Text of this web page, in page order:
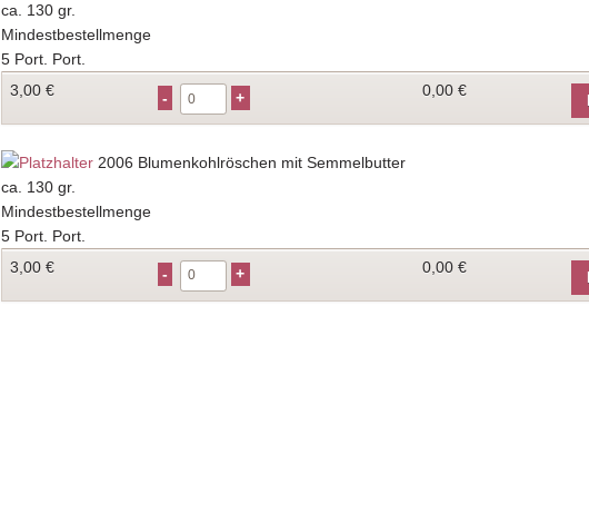
ca. 130 gr.
Mindestbestellmenge
5 Port. Port.
3,00 € 0,00 €
2006 Blumenkohlröschen mit Semmelbutter
ca. 130 gr.
Mindestbestellmenge
5 Port. Port.
3,00 € 0,00 €